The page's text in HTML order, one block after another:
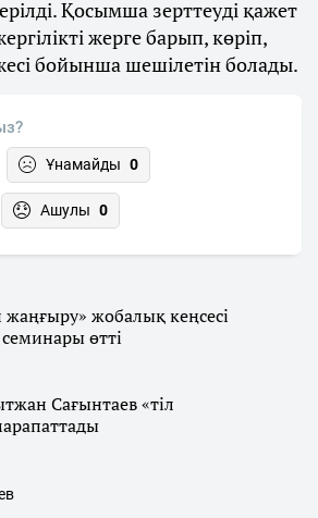
Қосымша зерттеуді қажет
жерге барып, көріп,
бойынша шешілетін болады.
Ұнамайды 0
Ашулы 0
жобалық кеңсесі
өтті
Сағынтаев «тіл